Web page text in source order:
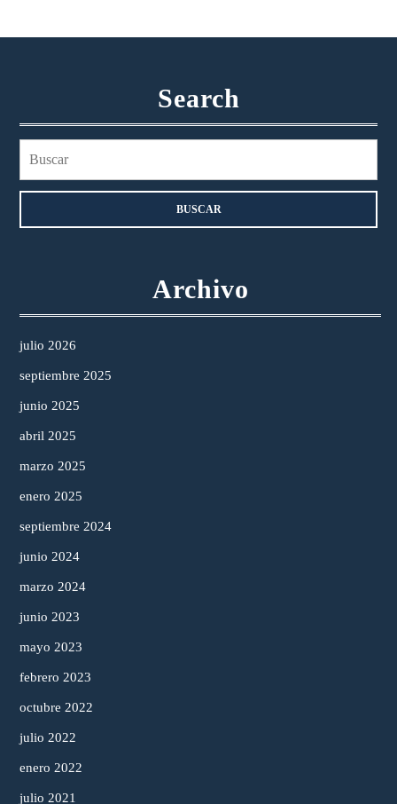
Search
Archivo
julio 2026
septiembre 2025
junio 2025
abril 2025
marzo 2025
enero 2025
septiembre 2024
junio 2024
marzo 2024
junio 2023
mayo 2023
febrero 2023
octubre 2022
julio 2022
enero 2022
julio 2021